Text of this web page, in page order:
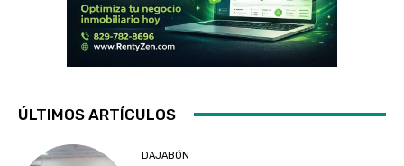
ÚLTIMOS ARTÍCULOS
DAJABÓN